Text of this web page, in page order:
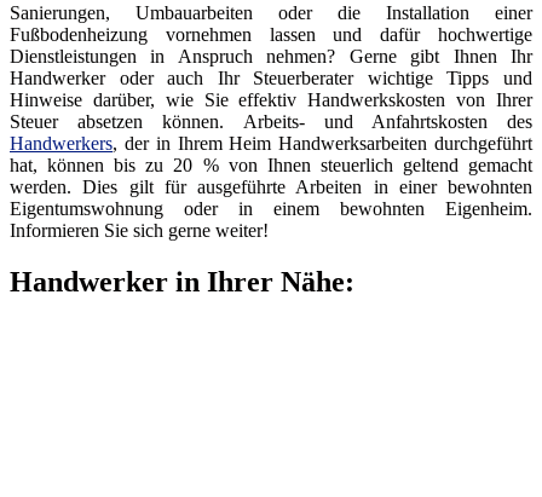
Sanierungen, Umbauarbeiten oder die Installation einer
Fußbodenheizung vornehmen lassen und dafür hochwertige
Dienstleistungen in Anspruch nehmen? Gerne gibt Ihnen Ihr
Handwerker oder auch Ihr Steuerberater wichtige Tipps und
Hinweise darüber, wie Sie effektiv Handwerkskosten von Ihrer
Steuer absetzen können. Arbeits- und Anfahrtskosten des
Handwerkers, der in Ihrem Heim Handwerksarbeiten durchgeführt
hat, können bis zu 20 % von Ihnen steuerlich geltend gemacht
werden. Dies gilt für ausgeführte Arbeiten in einer bewohnten
Eigentumswohnung oder in einem bewohnten Eigenheim.
Informieren Sie sich gerne weiter!
Handwerker in Ihrer Nähe: